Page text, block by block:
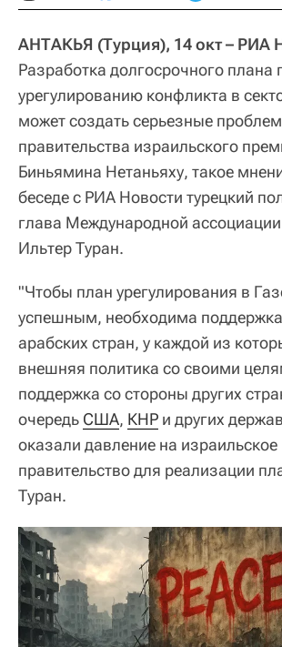
АНТАКЬЯ (Турция), 14 окт – РИА
Разработка долгосрочного плана
урегулированию конфликта в
может создать серьезные
правительства израильского
Биньямина Нетаньяху, такое
беседе с РИА Новости турецкий
глава Международной
Ильтер Туран.
"Чтобы план урегулирования в
успешным, необходима поддержка
арабских стран, у каждой из
внешняя политика со своими
поддержка со стороны других
очередь США, КНР и других
оказали давление на израильское
правительство для реализации
Туран.